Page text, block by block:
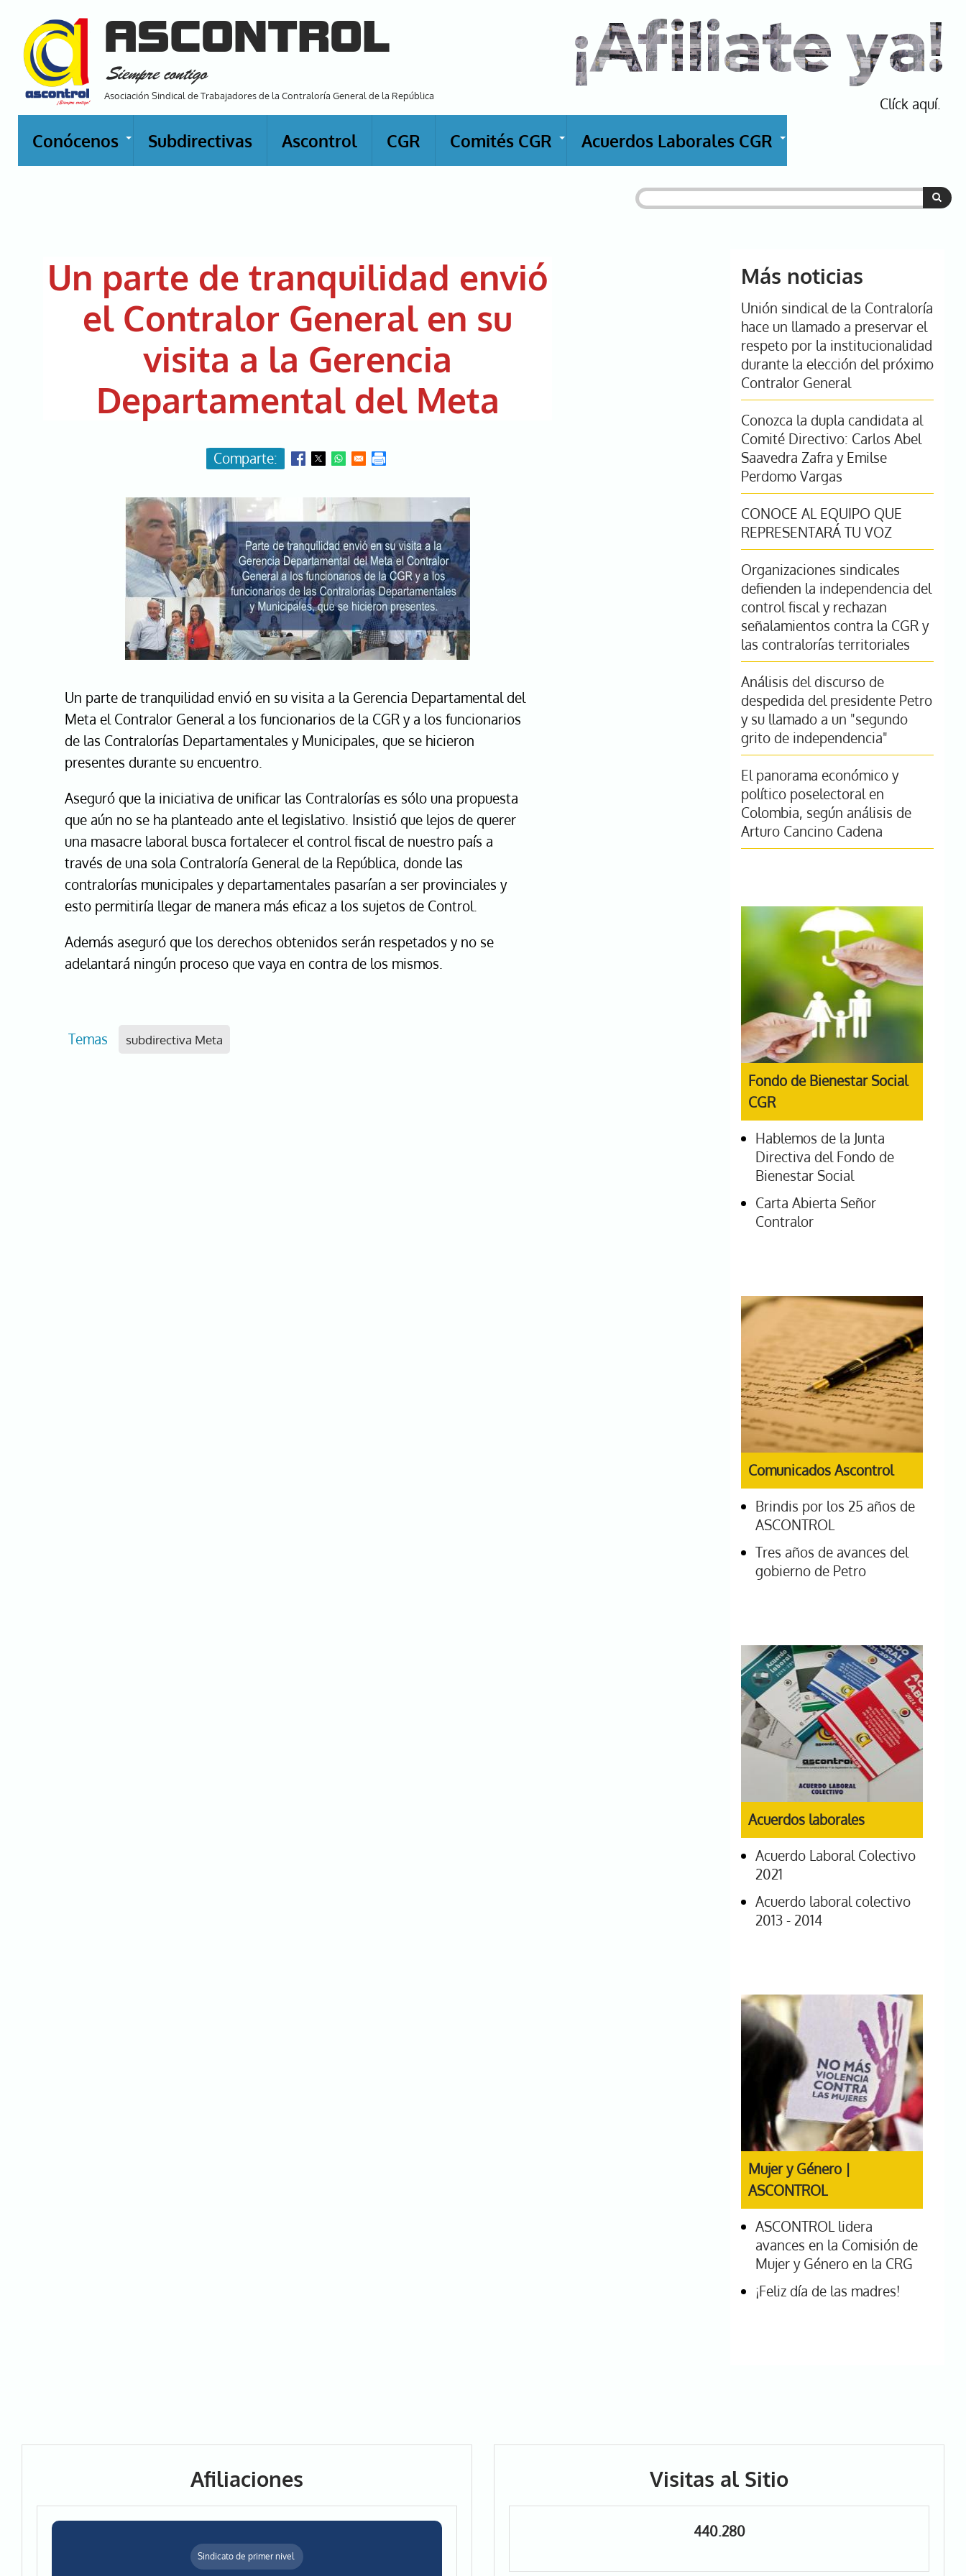
contenido
principal
ASCONTROL
Siempre contigo
Asociación Sindical de Trabajadores de la Contraloría General de la República
¡Afiliate ya!
Clíck aquí.
+
Conócenos Subdirectivas Ascontrol CGR +
Comités CGR +
Acuerdos Laborales CGR
Buscar
Un parte de tranquilidad envió
el Contralor General en su
visita a la Gerencia
Departamental del Meta
Un parte de tranquilidad envió en su visita a la Gerencia Departamental del
Meta el Contralor General a los funcionarios de la CGR y a los funcionarios
de las Contralorías Departamentales y Municipales, que se hicieron
presentes durante su encuentro.
Aseguró que la iniciativa de unificar las Contralorías es sólo una propuesta
que aún no se ha planteado ante el legislativo. Insistió que lejos de querer
una masacre laboral busca fortalecer el control fiscal de nuestro país a
través de una sola Contraloría General de la República, donde las
contralorías municipales y departamentales pasarían a ser provinciales y
esto permitiría llegar de manera más eficaz a los sujetos de Control.
Además aseguró que los derechos obtenidos serán respetados y no se
adelantará ningún proceso que vaya en contra de los mismos.
Temas subdirectiva Meta
Más noticias
Unión sindical de la Contraloría
hace un llamado a preservar el
respeto por la institucionalidad
durante la elección del próximo
Contralor General
Conozca la dupla candidata al
Comité Directivo: Carlos Abel
Saavedra Zafra y Emilse
Perdomo Vargas
CONOCE AL EQUIPO QUE
REPRESENTARÁ TU VOZ
Organizaciones sindicales
defienden la independencia del
control fiscal y rechazan
señalamientos contra la CGR y
las contralorías territoriales
Análisis del discurso de
despedida del presidente Petro
y su llamado a un "segundo
grito de independencia"
El panorama económico y
político poselectoral en
Colombia, según análisis de
Arturo Cancino Cadena
Fondo de Bienestar Social
CGR
Hablemos de la Junta
Directiva del Fondo de
Bienestar Social
Carta Abierta Señor
Contralor
Comunicados Ascontrol
Brindis por los 25 años de
ASCONTROL
Tres años de avances del
gobierno de Petro
Acuerdos laborales
Acuerdo Laboral Colectivo
2021
Acuerdo laboral colectivo
2013 - 2014
Mujer y Género |
ASCONTROL
ASCONTROL lidera
avances en la Comisión de
Mujer y Género en la CRG
¡Feliz día de las madres!
Afiliaciones
Sindicato de primer nivel
Visitas al Sitio
440.280